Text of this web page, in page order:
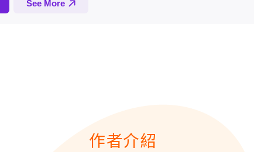
作者介紹